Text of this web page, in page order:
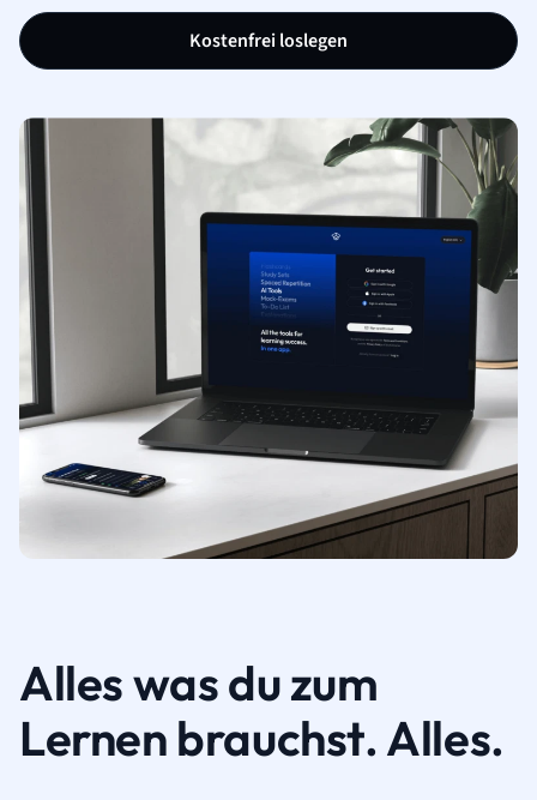
Kostenfrei loslegen
Alles was du zum
Lernen brauchst. Alles.